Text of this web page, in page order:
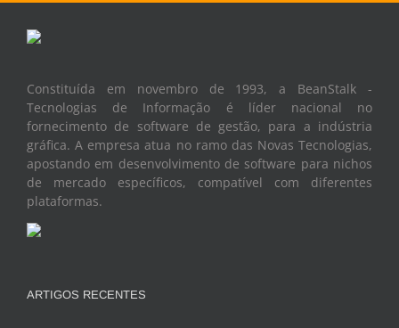
Constituída em novembro de 1993, a BeanStalk -
Tecnologias de Informação é líder nacional no
fornecimento de software de gestão, para a indústria
gráfica. A empresa atua no ramo das Novas Tecnologias,
apostando em desenvolvimento de software para nichos
de mercado específicos, compatível com diferentes
plataformas.
ARTIGOS RECENTES